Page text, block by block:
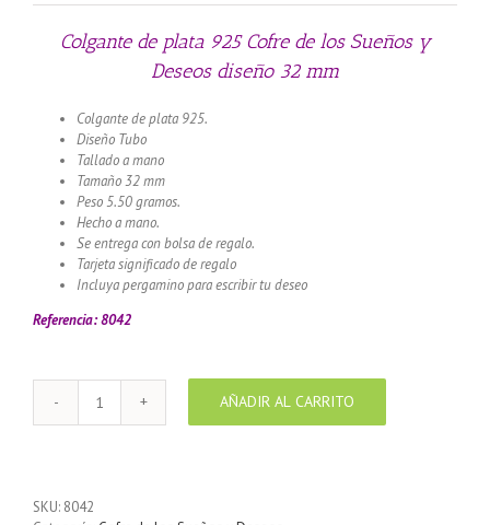
Colgante de plata 925 Cofre de los Sueños y
Deseos diseño 32 mm
Colgante de plata 925.
Diseño Tubo
Tallado a mano
Tamaño 32 mm
Peso 5.50 gramos.
Hecho a mano.
Se entrega con bolsa de regalo.
Tarjeta significado de regalo
Incluya pergamino para escribir tu deseo
Referencia: 8042
Colgante
de
AÑADIR AL CARRITO
SKU: 8042